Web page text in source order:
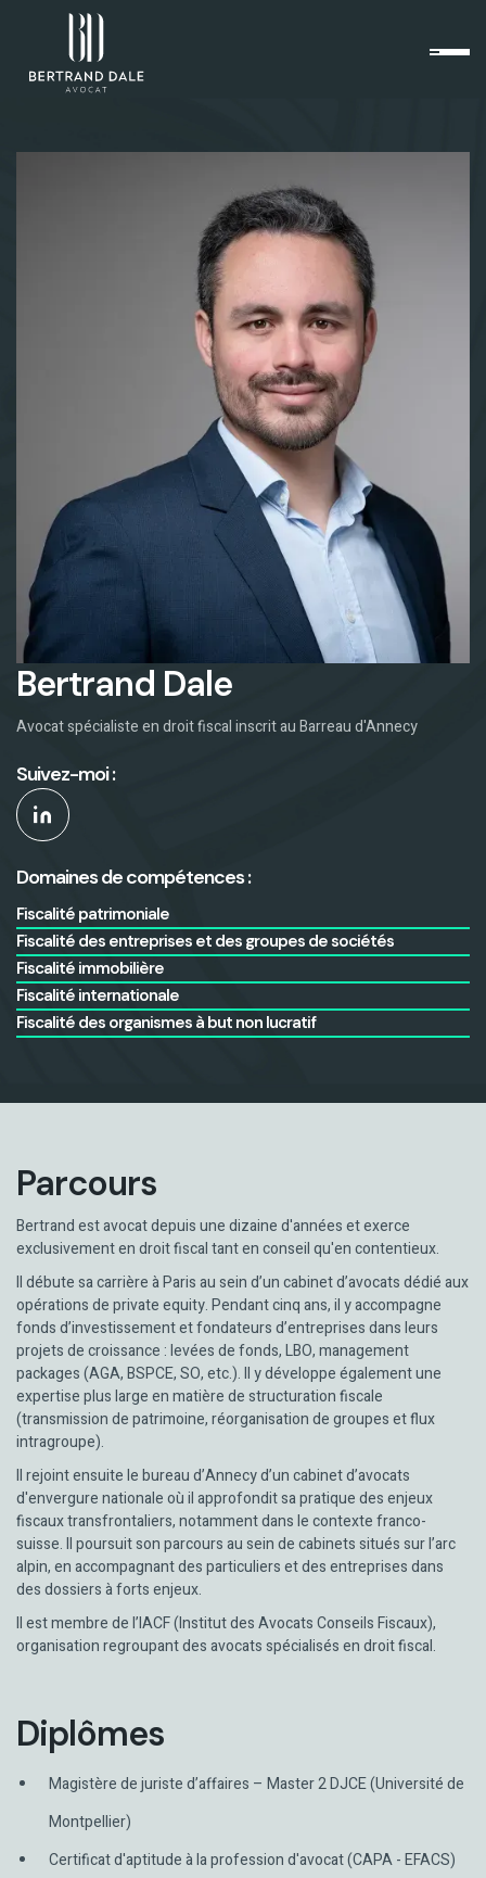
Bertrand Dale
Avocat spécialiste en droit fiscal inscrit au Barreau d'Annecy
Suivez-moi :
Domaines de compétences :
Fiscalité patrimoniale
Fiscalité des entreprises et des groupes de sociétés
Fiscalité immobilière
Fiscalité internationale
Fiscalité des organismes à but non lucratif
Parcours
Bertrand est avocat depuis une dizaine d'années et exerce
exclusivement en droit fiscal tant en conseil qu'en contentieux.
Il débute sa carrière à Paris au sein d’un cabinet d’avocats dédié aux
opérations de private equity. Pendant cinq ans, il y accompagne
fonds d’investissement et fondateurs d’entreprises dans leurs
projets de croissance : levées de fonds, LBO, management
packages (AGA, BSPCE, SO, etc.). Il y développe également une
expertise plus large en matière de structuration fiscale
(transmission de patrimoine, réorganisation de groupes et flux
intragroupe).
Il rejoint ensuite le bureau d’Annecy d’un cabinet d’avocats
d'envergure nationale où il approfondit sa pratique des enjeux
fiscaux transfrontaliers, notamment dans le contexte franco-
suisse. Il poursuit son parcours au sein de cabinets situés sur l’arc
alpin, en accompagnant des particuliers et des entreprises dans
des dossiers à forts enjeux.
Il est membre de l’IACF (Institut des Avocats Conseils Fiscaux),
organisation regroupant des avocats spécialisés en droit fiscal.
Diplômes
Magistère de juriste d’affaires – Master 2 DJCE (Université de
Montpellier)
Certificat d'aptitude à la profession d'avocat (CAPA - EFACS)